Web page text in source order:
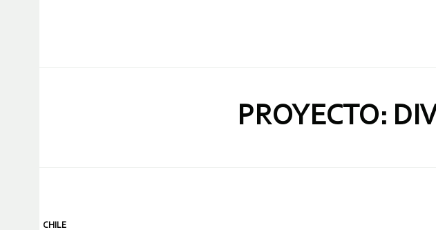
PROYECTO:
CHILE